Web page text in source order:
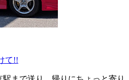
て!!